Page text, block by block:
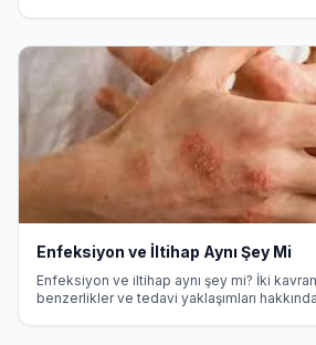
Enfeksiyon ve İltihap Aynı Şey Mi
Enfeksiyon ve iltihap aynı şey mi? İki
benzerlikler ve tedavi yaklaşımları